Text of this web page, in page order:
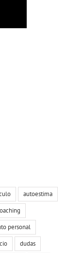
autoestima
personal
dudas